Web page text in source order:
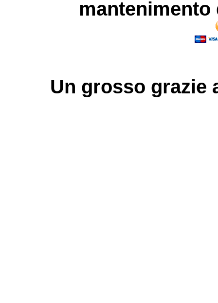
Un grosso grazie